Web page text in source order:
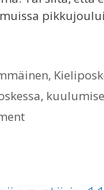
,
,